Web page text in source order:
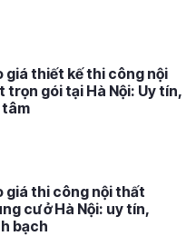
giá thiết kế thi công nội
trọn gói tại Hà Nội: Uy tín,
giá thi công nội thất
cư ở Hà Nội: uy tín,
bạch